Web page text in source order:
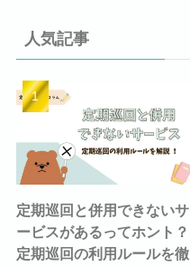
人気記事
定期巡回と併用できないサ
ービスがあるってホント？
定期巡回の利用ルールを徹